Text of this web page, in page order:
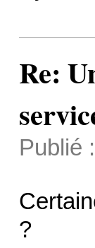
Re:
Publié :
?